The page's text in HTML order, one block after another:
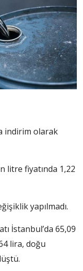
indirim olarak
litre fiyatında 1,22
yapılmadı.
İstanbul’da 65,09
lira, doğu